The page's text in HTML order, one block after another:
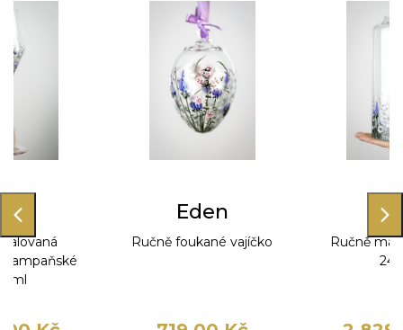
šampaňské
ml
Eden
Ručně foukané vajíčko
Ručně
24